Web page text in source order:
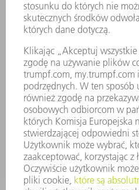
SERWIS ONLINE
KONTAKT
WYDARZENIA I TERMINY
SUBSKRYPCJA NEWSLETTERA
MYTRUMPF
KARTY BEZPIECZEŃSTWA
PRODUKTY
MASZYNY & SYSTEMY
LASER
ENERGOELEKTRONIKA
ELEKTRONARZĘDZIA
SMART FACTORY
OPROGRAMOWANIE
USŁUGI SERWISOWE